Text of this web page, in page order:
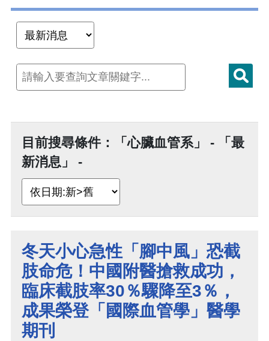
目前搜尋條件：「心臟血管系」 - 「最
新消息」 -
冬天小心急性「腳中風」恐截
肢命危！中國附醫搶救成功，
臨床截肢率30％驟降至3％，
成果榮登「國際血管學」醫學
期刊